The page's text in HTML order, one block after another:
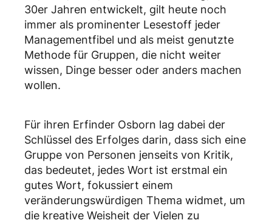
30er Jahren entwickelt, gilt heute noch
immer als prominenter Lesestoff jeder
Managementfibel und als meist genutzte
Methode für Gruppen, die nicht weiter
wissen, Dinge besser oder anders machen
wollen.
Für ihren Erfinder Osborn lag dabei der
Schlüssel des Erfolges darin, dass sich eine
Gruppe von Personen jenseits von Kritik,
das bedeutet, jedes Wort ist erstmal ein
gutes Wort, fokussiert einem
veränderungswürdigen Thema widmet, um
die kreative Weisheit der Vielen zu